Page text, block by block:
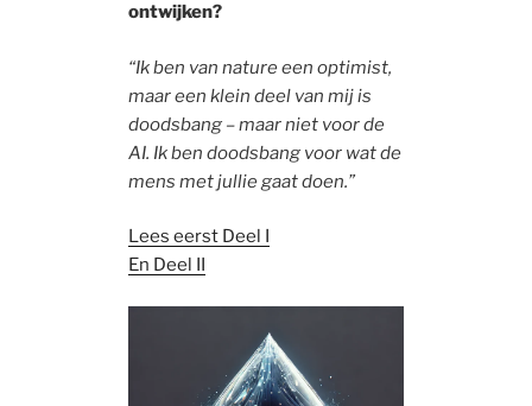
ontwijken?
“Ik ben van nature een optimist,
maar een klein deel van mij is
doodsbang – maar niet voor de
AI. Ik ben doodsbang voor wat de
mens met jullie gaat doen.”
Lees eerst Deel I
En Deel II